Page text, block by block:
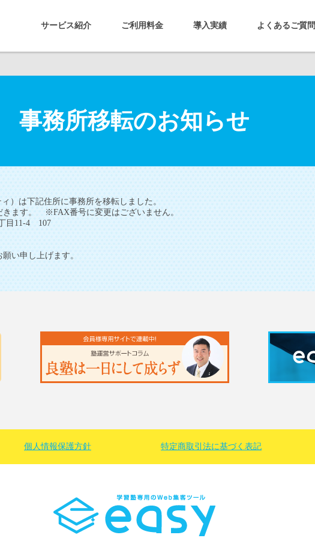
サービス紹介 ご利用料金 導入実績 よくあるご質問
事務所移転のお知らせ
）は下記住所に事務所を移転しました。
きます。 ※FAX番号に変更はございません。
目11-4 107
い申し上げます。
個人情報保護方針 特定商取引法に基づく 表記